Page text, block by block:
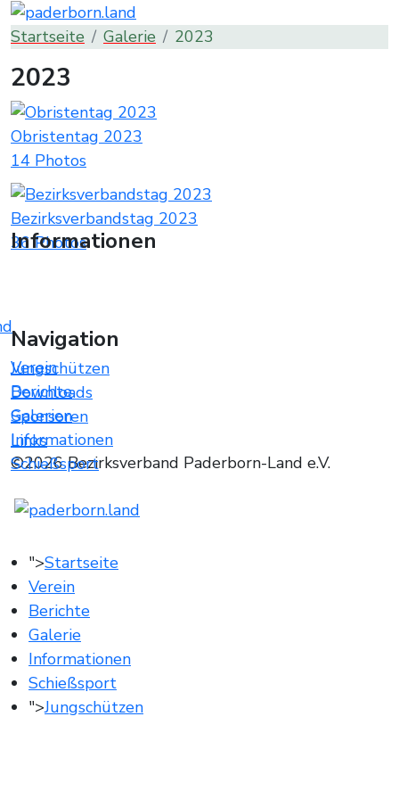
Startseite Galerie 2023
2023
Obristentag 2023
14 Photos
Bezirksverbandstag 2023
36 Photos
Informationen
Navigation
Verein
Berichte
Galerien
Informationen
Schießsport
Jungschützen
Downloads
Sponsoren
Links
©2026 Bezirksverband Paderborn-Land e.V.
">Startseite
Verein
Berichte
Galerie
Informationen
Schießsport
">Jungschützen